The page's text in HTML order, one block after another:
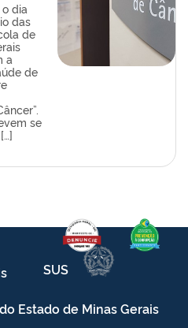
dia
das
de
a
de
se
SUS
Estado de Minas Gerais